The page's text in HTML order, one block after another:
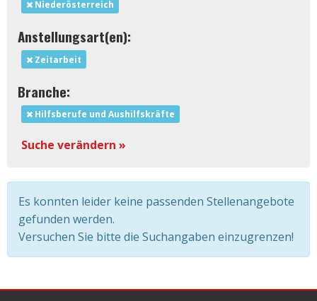
Niederösterreich
Anstellungsart(en):
Zeitarbeit
Branche:
Hilfsberufe und Aushilfskräfte
Suche verändern »
Es konnten leider keine passenden Stellenangebote
gefunden werden.
Versuchen Sie bitte die Suchangaben einzugrenzen!